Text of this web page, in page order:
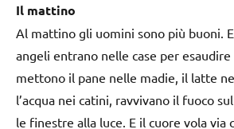
Il mattino
Al mattino gli uomini sono più buoni.
angeli entrano nelle case per
mettono il pane nelle madie, il latte
l’acqua nei catini, ravvivano il fuoco
le finestre alla luce. E il cuore vola via